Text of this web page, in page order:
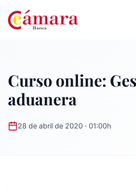
Curso online:
aduanera
28 de abril de 2020 · 01:00h